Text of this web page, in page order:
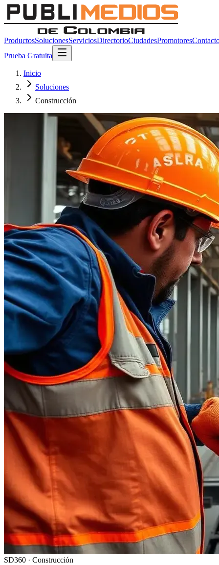
ProductosSolucionesServiciosDirectorioCiudadesPromotores
Prueba Gratuita
Inicio
Soluciones
Construcción
SD360 · Construcción